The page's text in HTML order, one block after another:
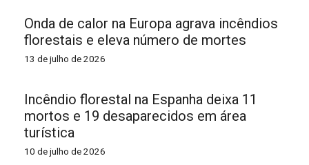
Onda de calor na Europa agrava incêndios
florestais e eleva número de mortes
13 de julho de 2026
Incêndio florestal na Espanha deixa 11
mortos e 19 desaparecidos em área
turística
10 de julho de 2026